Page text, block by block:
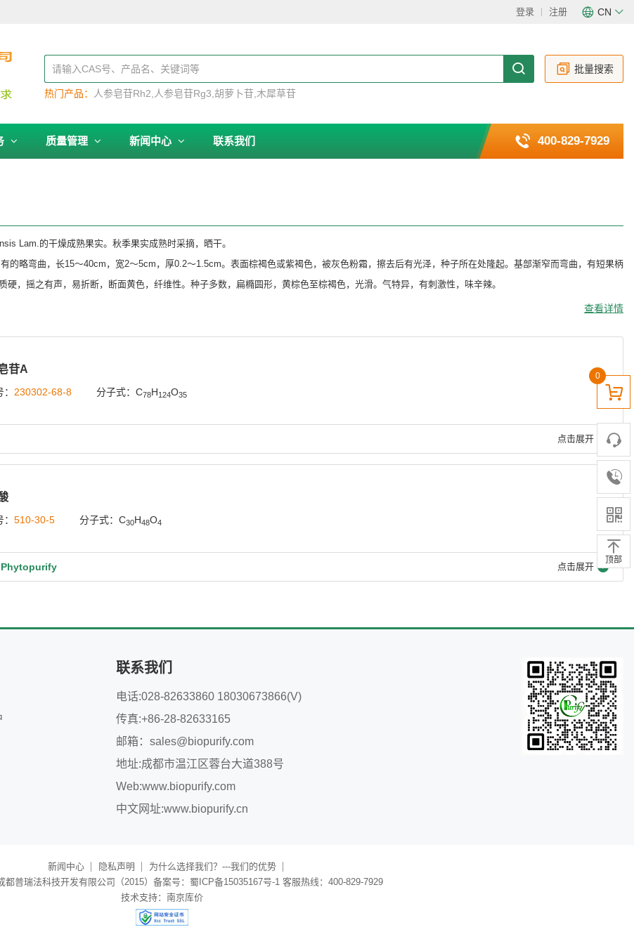
登录 注册 CN
EN
热门产品： 人参皂苷Rh2 人参皂苷Rg3 胡萝卜苷 木犀草苷
批量搜索
质量管理 新闻中心 联系我们 400-829-7929
Lam.的干燥成熟果实。秋季果实成熟时采摘，晒干。
的略弯曲，长15～40cm，宽2～5cm，厚0.2～1.5cm。表面棕褐色或紫褐色，被灰色粉霜，擦去后有光泽，种子所在处隆起。基部渐窄而弯曲，有短果柄
硬，摇之有声，易折断，断面黄色，纤维性。种子多数，扁橢圆形，黄棕色至棕褐色，光滑。气特异，有刺激性，味辛辣。
查看详情
苷A
230302-68-8 分子式：C78H124O35
点击展开
510-30-5 分子式：C30H48O4
Phytopurify 点击展开
联系我们
电话:028-82633860 18030673866(V)
传真:+86-28-82633165
邮箱： sales@biopurify.com
地址:成都市温江区蓉台大道388号
Web:www.biopurify.com
中文网址:www.biopurify.cn
新闻中心 隐私声明
为什么选择我们？---我们的优势
都普瑞法科技开发有限公司（2015）备案号：蜀ICP备15035167号-1 客服热线：400-829-7929
技术支持： 南京库价
0
顶部